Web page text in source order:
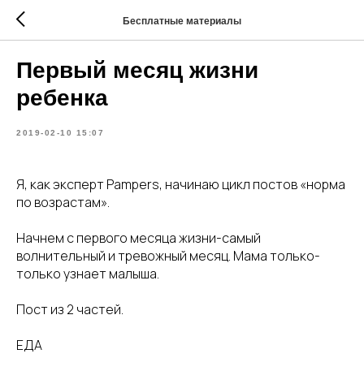
Бесплатные материалы
Первый месяц жизни
ребенка
2019-02-10 15:07
Я, как эксперт Pampers, начинаю цикл постов «норма
по возрастам».
Начнем с первого месяца жизни-самый
волнительный и тревожный месяц. Мама только-
только узнает малыша.
Пост из 2 частей.
ЕДА